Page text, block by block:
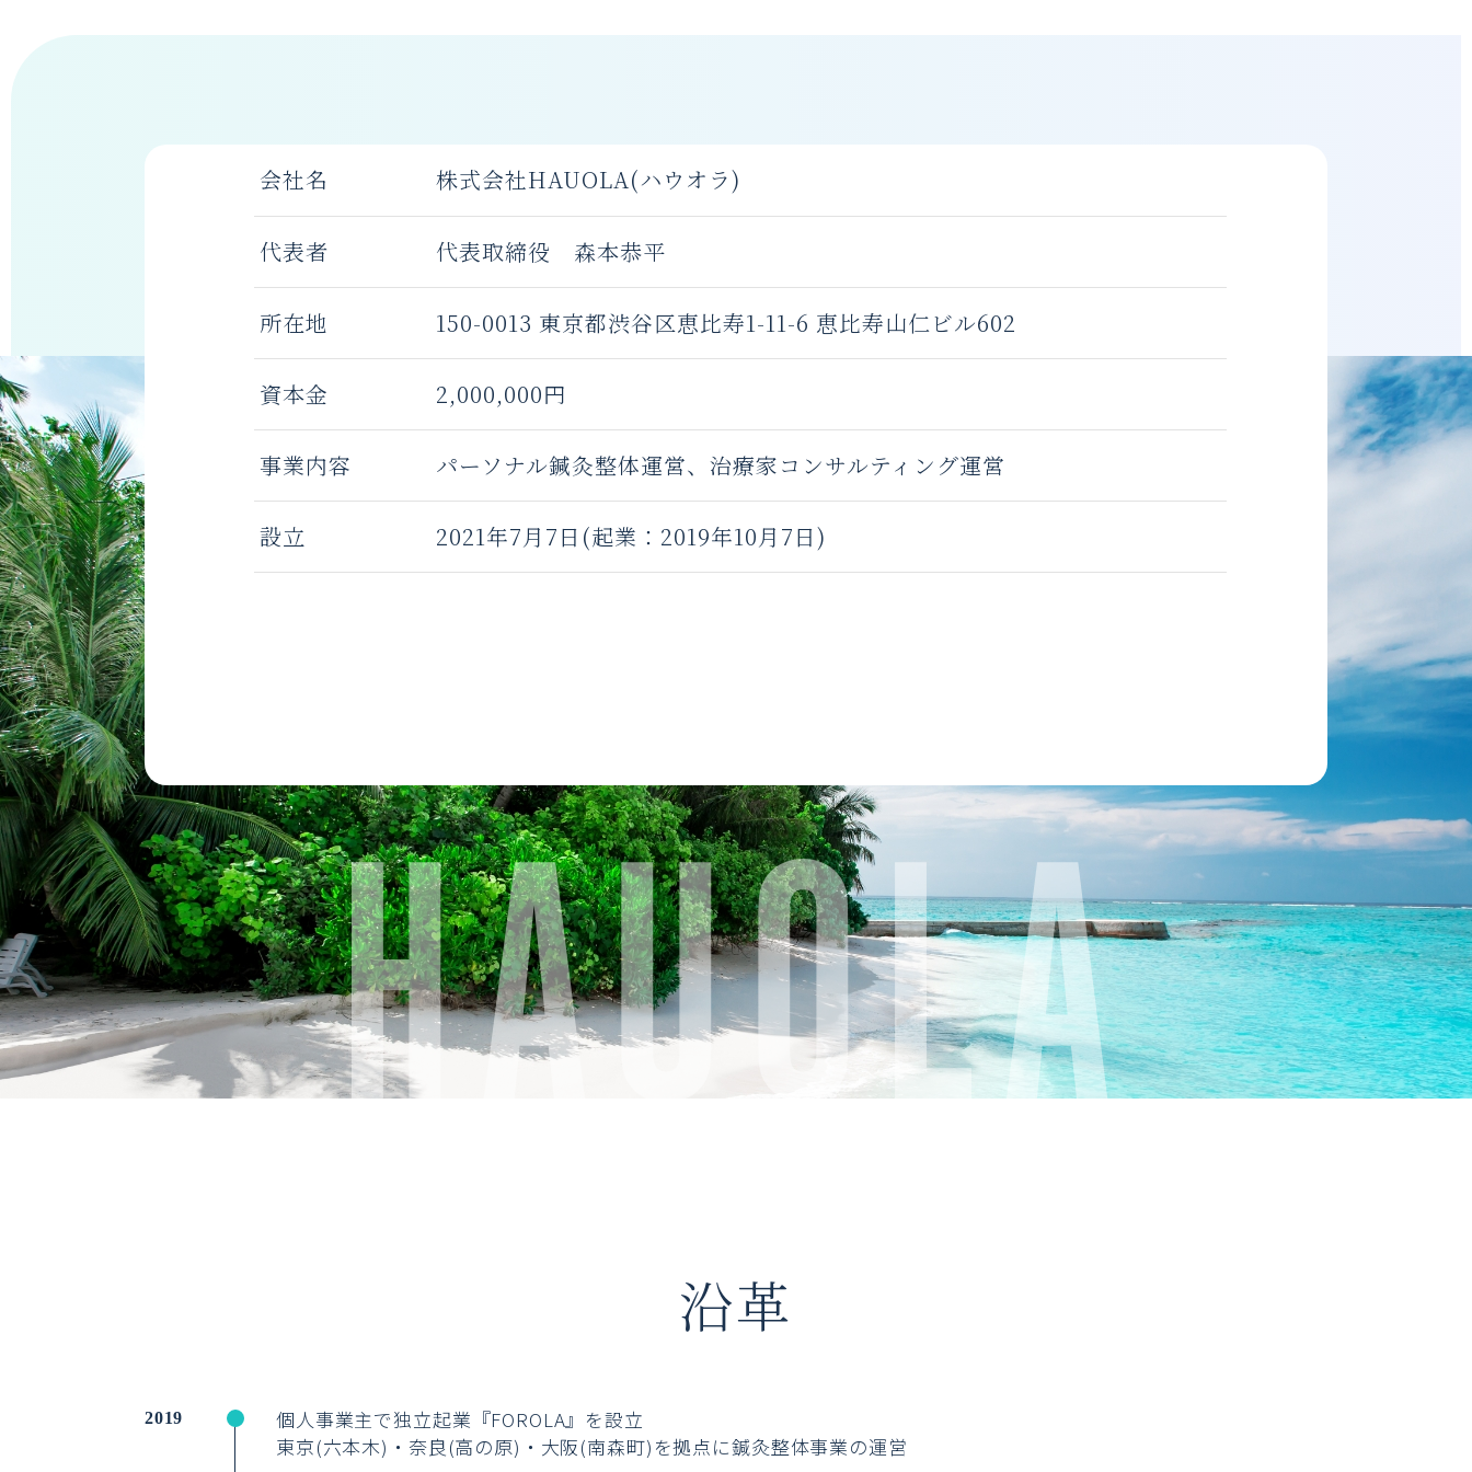
会社名 株式会社HAUOLA(ハウオラ)
代表者 代表取締役 森本恭平
所在地 150-0013 東京都渋谷区恵比寿1-11-6 恵比寿山仁ビル602
資本金 2,000,000円
事業内容 パーソナル鍼灸整体運営、治療家コンサルティング運営
設立 2021年7月7日 (起業：2019年10月7日)
沿革
2019
個人事業主で独立起業『FOROLA』を設立
東京(六本木)・奈良(高の原)・大阪(南森町)を拠点に鍼灸整体事業の運営